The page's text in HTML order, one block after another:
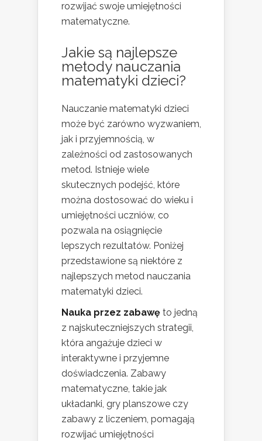
rozwijać swoje umiejętności
matematyczne.
Jakie są najlepsze
metody nauczania
matematyki dzieci?
Nauczanie matematyki dzieci
może być zarówno wyzwaniem,
jak i przyjemnością, w
zależności od zastosowanych
metod. Istnieje wiele
skutecznych podejść, które
można dostosować do wieku i
umiejętności uczniów, co
pozwala na osiągnięcie
lepszych rezultatów. Poniżej
przedstawione są niektóre z
najlepszych metod nauczania
matematyki dzieci.
Nauka przez zabawę to jedną
z najskuteczniejszych strategii,
która angażuje dzieci w
interaktywne i przyjemne
doświadczenia. Zabawy
matematyczne, takie jak
układanki, gry planszowe czy
zabawy z liczeniem, pomagają
rozwijać umiejętności